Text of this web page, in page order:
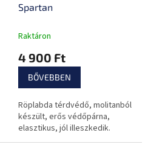
Spartan
Raktáron
4 900 Ft
BŐVEBBEN
Röplabda térdvédő, molitanból
készült, erős védőpárna,
elasztikus, jól illeszkedik.